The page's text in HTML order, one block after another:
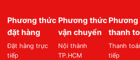
Phương thức
đặt hàng
Đặt hàng trực
tiếp
Phương thức
vận chuyển
Nội thành
TP.HCM
thanh
Thanh
tiếp